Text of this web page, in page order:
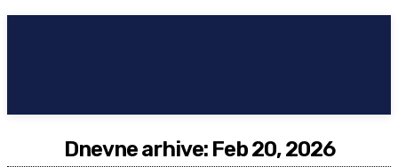
Dnevne arhive: Feb 20, 2026